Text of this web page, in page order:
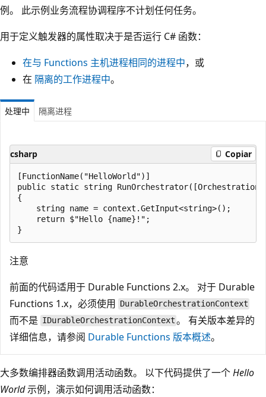
例。 此示例业务流程协调程序不计划任何任务。
用于定义触发器的属性取决于是否运行 C# 函数：
在与 Functions 主机进程相同的进程中，或
在 隔离的工作进程中。
处理中 隔离进程
csharp Copiar
[FunctionName("HelloWorld")]
public static string
{
    string name = context.GetInput<string>();
    return $"Hello {name}!";
注意
前面的代码适用于 Durable Functions 2.x。 对于 Durable
Functions 1.x，必须使用 DurableOrchestrationContext
而不是 IDurableOrchestrationContext 。 有关版本差异的
详细信息，请参阅 Durable Functions 版本概述。
大多数编排器函数调用活动函数。 以下代码提供了一个Hello
World示例，演示如何调用活动函数：